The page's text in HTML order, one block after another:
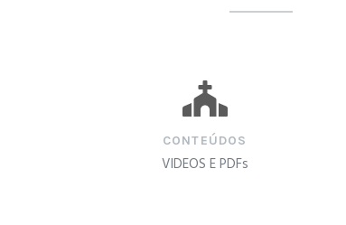
CONTEÚDOS
VIDEOS E PDFs